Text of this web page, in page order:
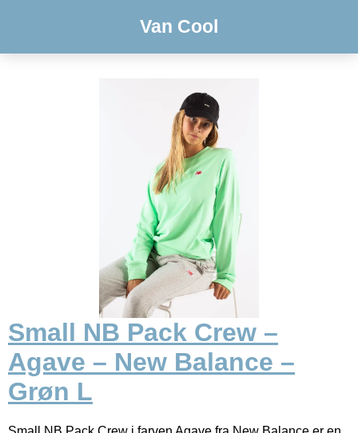
Van Cool
Small NB Pack Crew –
Agave – New Balance –
Grøn L